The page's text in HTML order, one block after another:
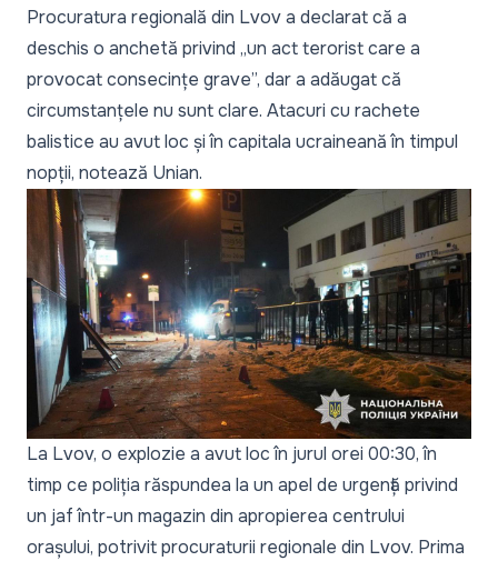
Procuratura regională din Lvov a declarat că a
deschis o anchetă privind „un act terorist care a
provocat consecințe grave”, dar a adăugat că
circumstanțele nu sunt clare. Atacuri cu rachete
balistice au avut loc și în capitala ucraineană în timpul
nopții, notează Unian.
La Lvov, o explozie a avut loc în jurul orei 00:30, în
timp ce poliția răspundea la un apel de urgență privind
un jaf într-un magazin din apropierea centrului
orașului, potrivit procuraturii regionale din Lvov. Prima